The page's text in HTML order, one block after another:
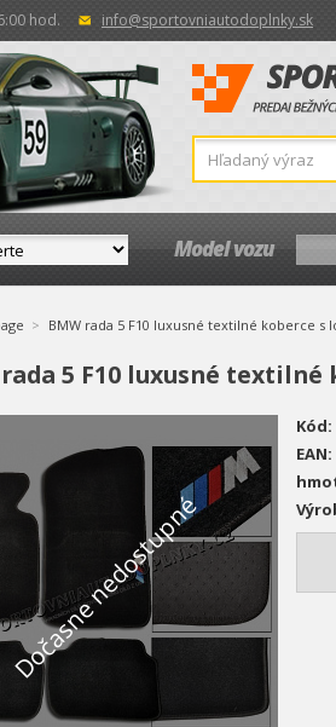
hod. info@sportovniautodoplnky.sk
Model vozu
BMW rada 5 F10 luxusné textilné koberce s
rada 5 F10 luxusné textilné
Dočasne nedostupné
Kód:
EAN: